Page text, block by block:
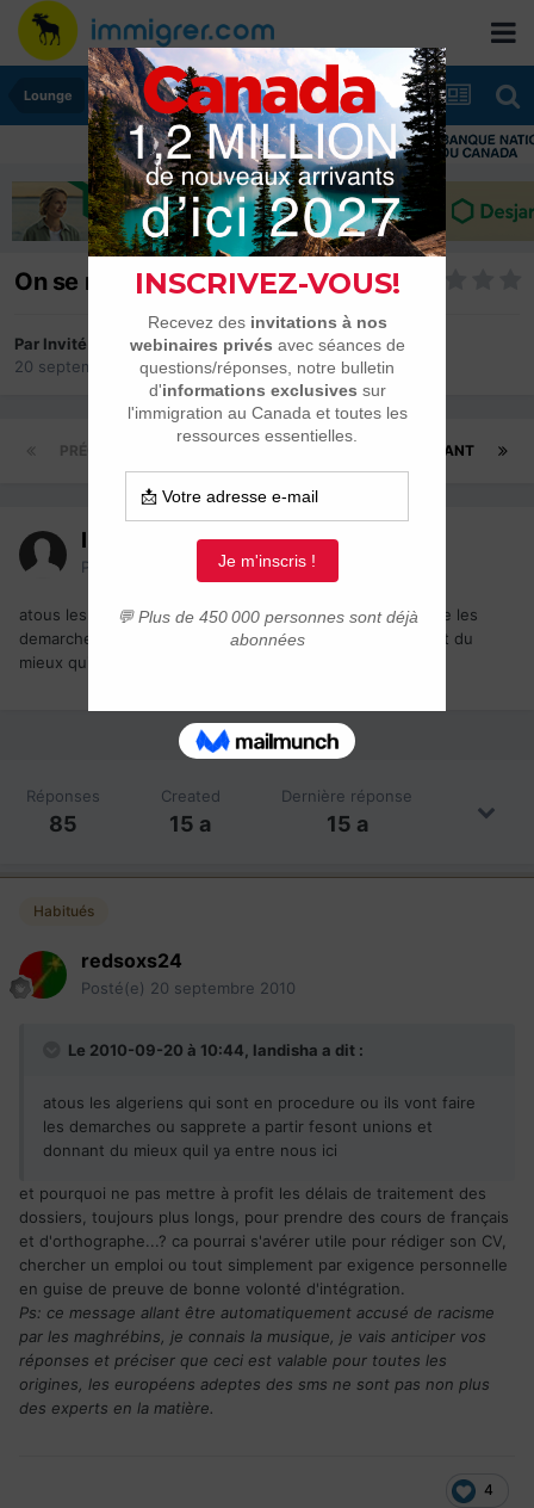
Lounge
On se retrouve ici!
Par Invité
20 septembre 2010dans Lounge
PRÉCÉDENT SUIVANT
Invité
Posté(e) 20 septembre 2010
atous les algeriens qui sont en procedure ou ils vont faire les
demarches ou sapprete a partir fesont unions et donnant du
mieux quil ya entre nous ici
Réponses
85
Created
15 a
Dernière réponse
15 a
Habitués
redsoxs24
Posté(e) 20 septembre 2010
Le 2010-09-20 à 10:44, landisha a dit :
atous les algeriens qui sont en procedure ou ils vont faire
les demarches ou sapprete a partir fesont unions et
donnant du mieux quil ya entre nous ici
et pourquoi ne pas mettre à profit les délais de traitement des
dossiers, toujours plus longs, pour prendre des cours de français
et d'orthographe...? ca pourrai s'avérer utile pour rédiger son CV,
chercher un emploi ou tout simplement par exigence personnelle
en guise de preuve de bonne volonté d'intégration.
Ps: ce message allant être automatiquement accusé de racisme
par les maghrébins, je connais la musique, je vais anticiper vos
réponses et préciser que ceci est valable pour toutes les
origines, les européens adeptes des sms ne sont pas non plus
des experts en la matière.
4